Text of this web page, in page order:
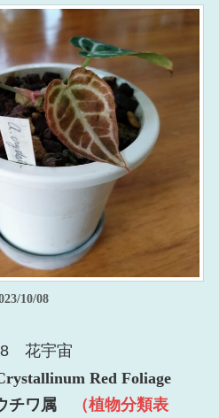
10/08
花宇宙
Red Foliage
チワ属
（植物分類表